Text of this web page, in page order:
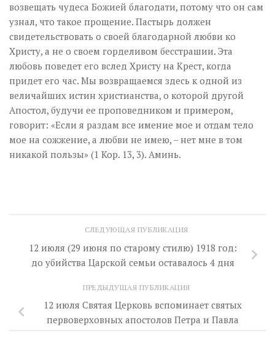
возвещать чудеса Божией благодати, потому что он сам
узнал, что такое прощение. Пастырь должен
свидетельствовать о своей благодарной любви ко
Христу, а не о своем горделивом бесстрашии. Эта
любовь поведет его вслед Христу на Крест, когда
придет его час. Мы возвращаемся здесь к одной из
величайших истин христианства, о которой другой
Апостол, будучи ее проповедником и примером,
говорит: «Если я раздам все имение мое и отдам тело
мое на сожжение, а любви не имею, – нет мне в том
никакой пользы» (1 Кор. 13, 3). Аминь.
СЛЕДУЮЩАЯ ПУБЛИКАЦИЯ
12 июля (29 июня по старому стилю) 1918 год:
до убийства Царской семьи оставалось 4 дня
ПРЕДЫДУЩАЯ ПУБЛИКАЦИЯ
12 июля Святая Церковь вспоминает святых
первоверховных апостолов Петра и Павла